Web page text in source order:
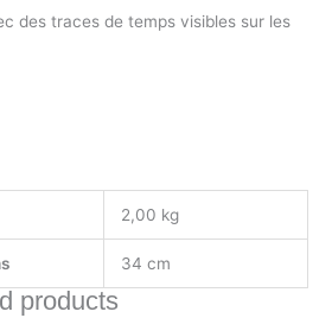
des traces de temps visibles sur les
2,00 kg
34 cm
products